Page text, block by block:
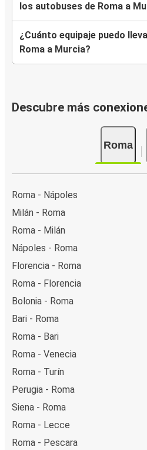
los autobuses de Roma a
¿Cuánto equipaje puedo
Roma a Murcia?
Descubre más
Roma
Roma - Nápoles
Milán - Roma
Roma - Milán
Nápoles - Roma
Florencia - Roma
Roma - Florencia
Bolonia - Roma
Bari - Roma
Roma - Bari
Roma - Venecia
Roma - Turín
Perugia - Roma
Siena - Roma
Roma - Lecce
Roma - Pescara